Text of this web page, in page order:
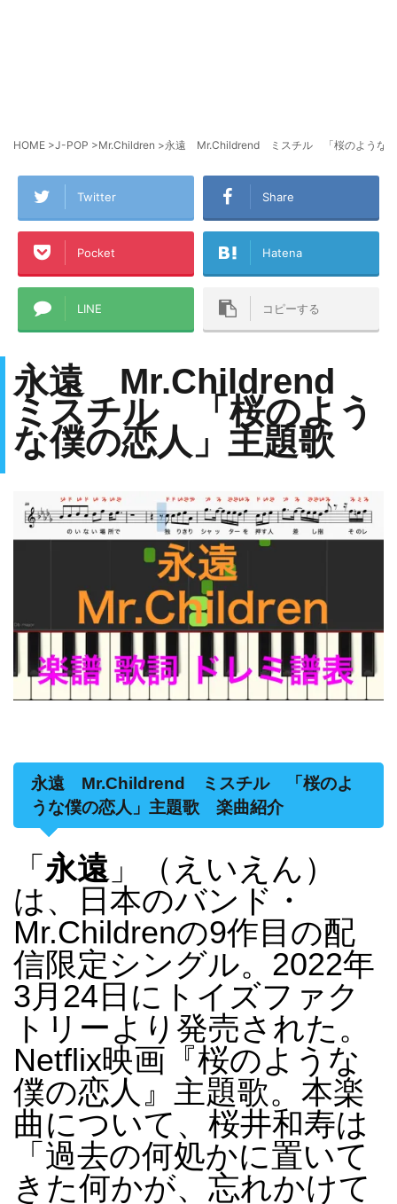
HOME >J-POP >Mr.Children >永遠 Mr.Childrend ミスチル 「桜のような僕
Twitter Share
Pocket Hatena
LINE コピーする
永遠 Mr.Childrend
ミスチル 「桜のよう
な僕の恋人」主題歌
永遠 Mr.Childrend ミスチル 「桜のよ
うな僕の恋人」主題歌 楽曲紹介
「 永遠 」（えいえん）
は、日本のバンド・
Mr.Childrenの9作目の配
信限定シングル。2022年
3月24日にトイズファク
トリーより発売された。
Netflix映画『桜のような
僕の恋人』主題歌。本楽
曲について、桜井和寿は
「過去の何処かに置いて
きた何かが、忘れかけて